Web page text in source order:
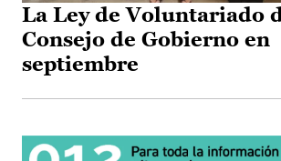
La Ley de Voluntariado
Consejo de Gobierno en
septiembre